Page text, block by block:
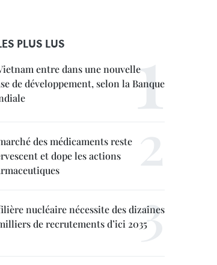
PLUS LUS
entre dans une nouvelle
de développement, selon la Banque
des médicaments reste
et dope les actions
nucléaire nécessite des dizaines
de recrutements d’ici 2035